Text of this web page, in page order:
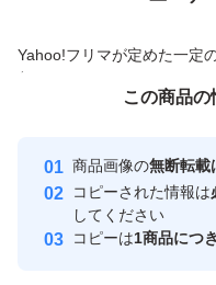
新政、飛露喜、田酒、東
久保田、作、澤屋まつ
冩楽、飛露喜、十四代
くどき上手、澤屋まつ
田、山田錦、白鶴錦、居
Yahoo!フリマが定めた一定
付与しています
安心取引出品者
取引実績
この商品
商品画像の無断転載
コピーされた情報は
してください
コピーは1商品につ
この商品をみている人に